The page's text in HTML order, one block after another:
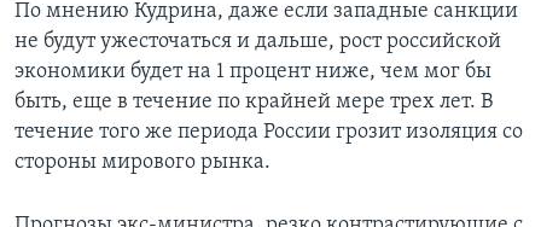
По мнению Кудрина, даже если западные санкции
не будут ужесточаться и дальше, рост российской
экономики будет на 1 процент ниже, чем мог бы
быть, еще в течение по крайней мере трех лет. В
течение того же периода России грозит изоляция со
стороны мирового рынка.